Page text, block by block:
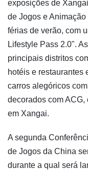
exposições de
de Jogos e
férias de verão, com
Lifestyle Pass 2.0".
principais distritos
hotéis e restaurantes
carros alegóricos
decorados com
em Xangai.
A segunda
de Jogos da China
durante a qual será